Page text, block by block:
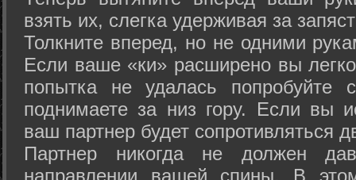
взять их, слегка удерживая за
Толкните вперед, но не одними
Если ваше «ки» расширено вы
попытка не удалась попробуйте
поднимаете за низ гору. Если вы
ваш партнер будет сопротивляться
Партнер никогда не должен